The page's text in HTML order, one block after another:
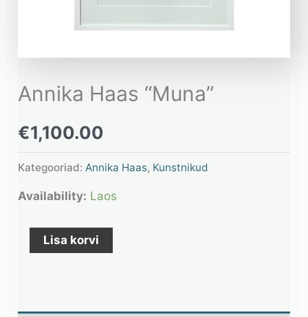
Annika Haas “Muna”
€1,100.00
Kategooriad: Annika Haas, Kunstnikud
Availability: Laos
Lisa korvi